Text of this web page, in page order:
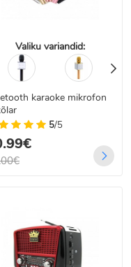
Valiku variandid:
karaoke mikrofon
5/5